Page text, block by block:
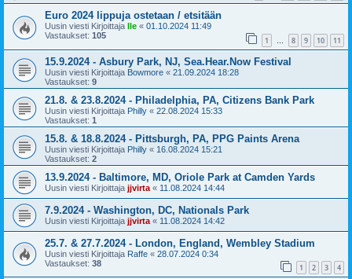
Euro 2024 lippuja ostetaan / etsitään
Uusin viesti Kirjoittaja Ile « 01.10.2024 11:49
Vastaukset: 105 1 … 8 9 10 11
15.9.2024 - Asbury Park, NJ, Sea.Hear.Now Festival
Uusin viesti Kirjoittaja Bowmore « 21.09.2024 18:28
Vastaukset: 9
21.8. & 23.8.2024 - Philadelphia, PA, Citizens Bank Park
Uusin viesti Kirjoittaja Philly « 22.08.2024 15:33
Vastaukset: 1
15.8. & 18.8.2024 - Pittsburgh, PA, PPG Paints Arena
Uusin viesti Kirjoittaja Philly « 16.08.2024 15:21
Vastaukset: 2
13.9.2024 - Baltimore, MD, Oriole Park at Camden Yards
Uusin viesti Kirjoittaja jjvirta « 11.08.2024 14:44
7.9.2024 - Washington, DC, Nationals Park
Uusin viesti Kirjoittaja jjvirta « 11.08.2024 14:42
25.7. & 27.7.2024 - London, England, Wembley Stadium
Uusin viesti Kirjoittaja Raffe « 28.07.2024 0:34
Vastaukset: 38 1 2 3 4